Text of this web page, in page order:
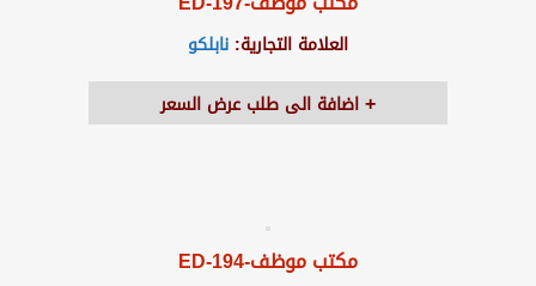
العلامة التجارية: نابلكو
اضافة الى طلب عرض السعر
مكتب موظف-ED-194